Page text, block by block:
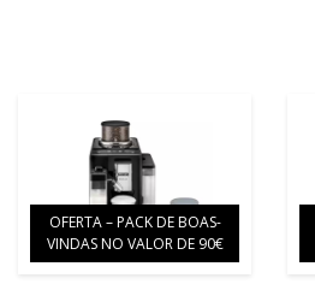
OFERTA – PACK DE BOAS-
VINDAS NO VALOR DE 90€